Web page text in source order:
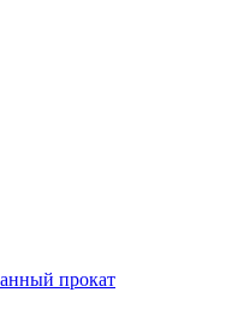
прокат